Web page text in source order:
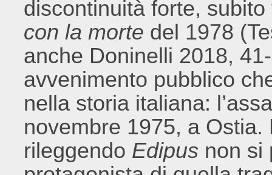
discontinuità forte,
con la morte del 1978
anche Doninelli 2018,
avvenimento pubblico
nella storia italiana:
novembre 1975, a
rileggendo Edipus non si